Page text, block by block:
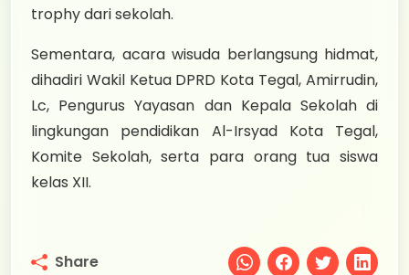
trophy dari sekolah.
Sementara, acara wisuda berlangsung hidmat,
dihadiri Wakil Ketua DPRD Kota Tegal, Amirrudin,
Lc, Pengurus Yayasan dan Kepala Sekolah di
lingkungan pendidikan Al-Irsyad Kota Tegal,
Komite Sekolah, serta para orang tua siswa
kelas XII.
Share